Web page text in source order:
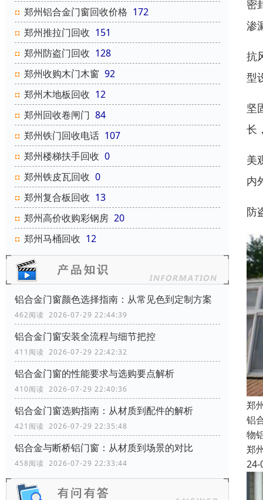
郑州铝合金门窗回收价格 172
郑州推拉门回收 151
郑州防盗门回收 128
郑州收购木门木窗 92
郑州木地板回收 12
郑州回收卷闸门 84
郑州铁门回收电话 107
郑州楼梯扶手回收 0
郑州铁皮瓦回收 0
郑州复合板回收 13
郑州高价收购彩钢房 20
郑州马桶回收 12
铝合金门窗颜色选择指南：从常见色到定制方案
462阅读 2026-07-29 22:44:39
铝合金门窗安装全流程与细节把控
411阅读 2026-07-29 22:42:32
铝合金门窗的性能要求与选购要点解析
410阅读 2026-07-29 22:40:36
铝合金门窗选购指南：从材质到配件的解析
421阅读 2026-07-29 22:35:48
铝合金与断桥铝门窗：从材质到场景的对比
458阅读 2026-07-29 22:33:44
密
渗
抗
型
坚
长
美
内
防
郑
铝
物
郑
24-